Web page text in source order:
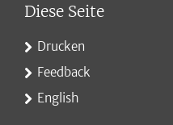
Diese Seite
Drucken
Feedback
English